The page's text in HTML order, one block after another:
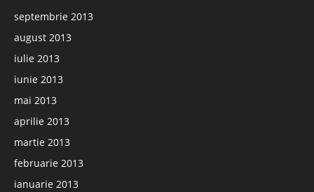
septembrie 2013
august 2013
iulie 2013
iunie 2013
mai 2013
aprilie 2013
martie 2013
februarie 2013
ianuarie 2013